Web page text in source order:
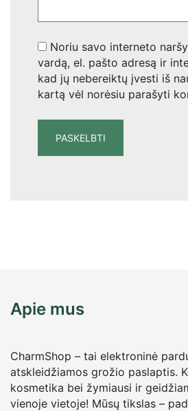
Noriu savo interneto
vardą, el. pašto adresą ir
kad jų nebereiktų įvesti iš
kartą vėl norėsiu parašyti
Apie mus
CharmShop – tai elektroninė
atskleidžiamos grožio paslaptis.
kosmetika bei žymiausi ir
vienoje vietoje! Mūsų tikslas –